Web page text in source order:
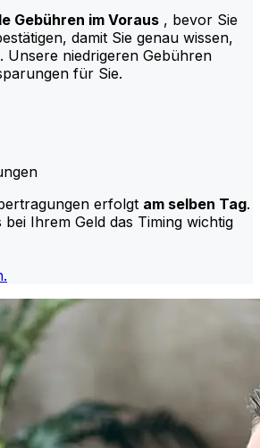
Gebühren im Voraus , bevor Sie
damit Sie genau wissen,
Unsere niedrigeren Gebühren
für Sie.
erfolgt am selben Tag.
Ihrem Geld das Timing wichtig